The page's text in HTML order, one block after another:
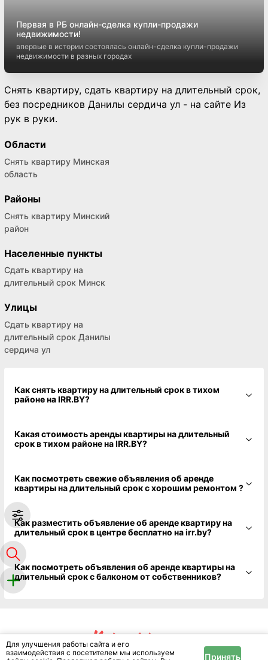
Первая в РБ онлайн-сделка купли-продажи
недвижимости!
впервые в истории состоялась онлайн-сделка купли-продажи
недвижимости в разных городах
Снять квартиру, сдать квартиру на длительный срок,
без посредников Данилы сердича ул - на сайте Из
рук в руки.
Области
Снять квартиру Минская
область
Районы
Снять квартиру Минский
район
Населенные пункты
Сдать квартиру на
длительный срок Минск
Улицы
Сдать квартиру на
длительный срок Данилы
сердича ул
Как снять квартиру на длительный срок в тихом
районе на IRR.BY?
Какая стоимость аренды квартиры на длительный
срок в тихом районе на IRR.BY?
Как посмотреть свежие объявления об аренде
квартиры на длительный срок с хорошим ремонтом ?
Как разместить объявление об аренде квартиру на
длительный срок в центре бесплатно на irr.by?
Как посмотреть объявления об аренде квартиры на
длительный срок с балконом от собственников?
Для улучшения работы сайта и его
взаимодействия с посетителем мы используем
Принять